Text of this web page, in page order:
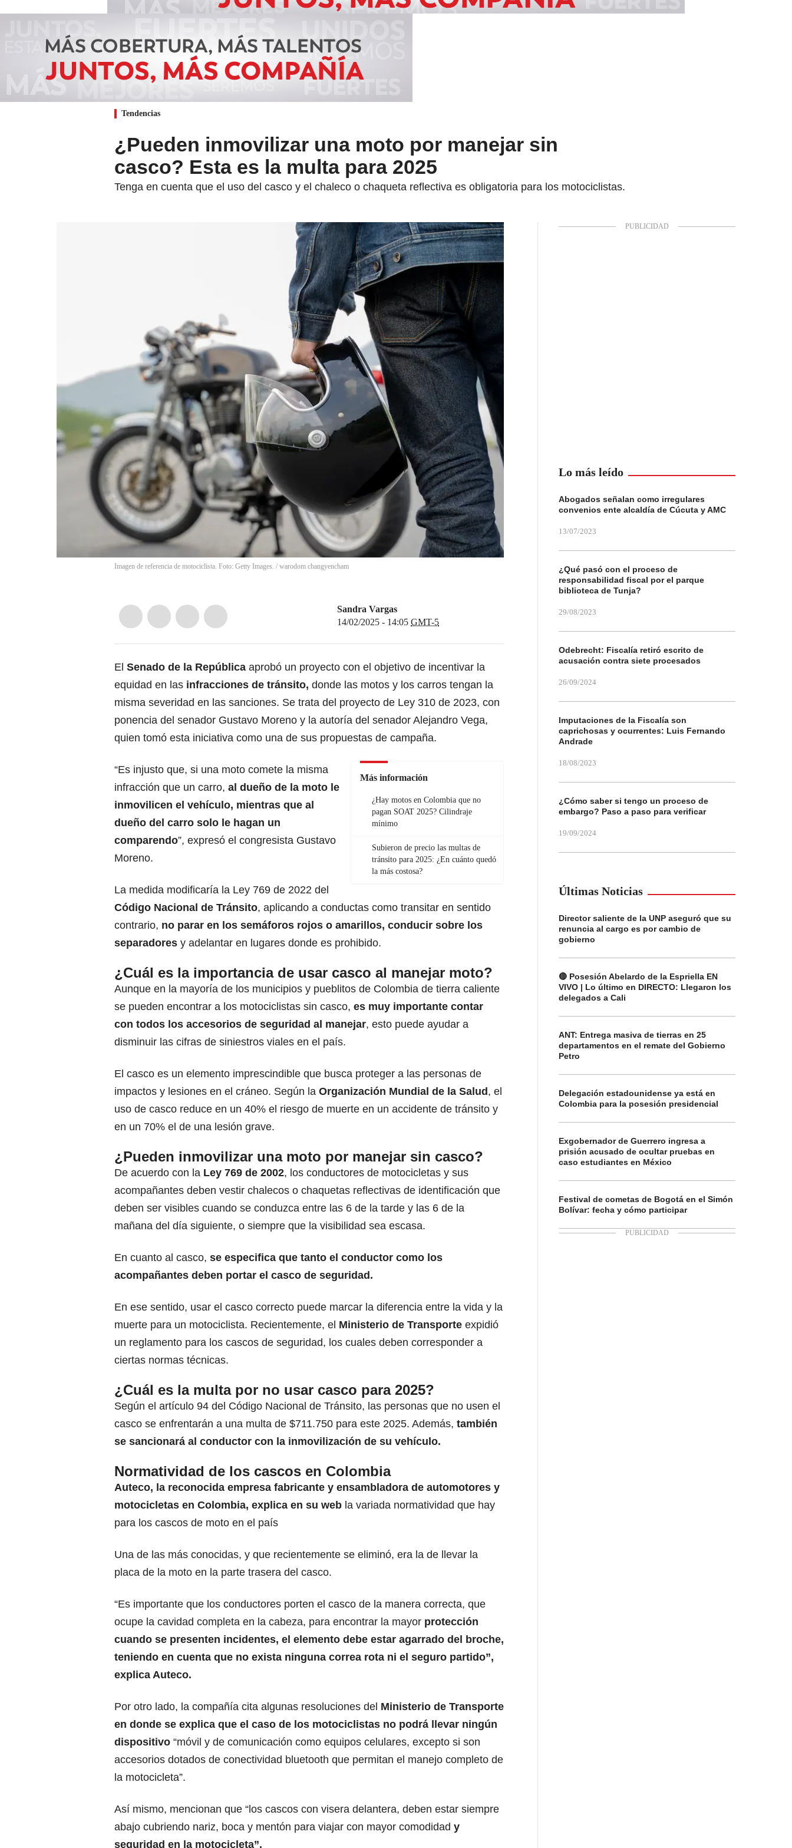
Tendencias
¿Pueden inmovilizar una moto por manejar sin
casco? Esta es la multa para 2025
Tenga en cuenta que el uso del casco y el chaleco o chaqueta reflectiva es obligatoria para los motociclistas.
Imagen de referencia de motociclista. Foto: Getty Images. / warodom changyencham
Sandra Vargas
14/02/2025 - 14:05 GMT-5
El Senado de la República aprobó un proyecto con el objetivo de incentivar la
equidad en las infracciones de tránsito, donde las motos y los carros tengan la
misma severidad en las sanciones. Se trata del proyecto de Ley 310 de 2023, con
ponencia del senador Gustavo Moreno y la autoría del senador Alejandro Vega,
quien tomó esta iniciativa como una de sus propuestas de campaña.
Más información
¿Hay motos en Colombia que no
pagan SOAT 2025? Cilindraje
mínimo
Subieron de precio las multas de
tránsito para 2025: ¿En cuánto quedó
la más costosa?
“Es injusto que, si una moto comete la misma
infracción que un carro, al dueño de la moto le
inmovilicen el vehículo, mientras que al
dueño del carro solo le hagan un
comparendo”, expresó el congresista Gustavo
Moreno.
La medida modificaría la Ley 769 de 2022 del
Código Nacional de Tránsito, aplicando a conductas como transitar en sentido
contrario, no parar en los semáforos rojos o amarillos, conducir sobre los
separadores y adelantar en lugares donde es prohibido.
¿Cuál es la importancia de usar casco al manejar moto?
Aunque en la mayoría de los municipios y pueblitos de Colombia de tierra caliente
se pueden encontrar a los motociclistas sin casco, es muy importante contar
con todos los accesorios de seguridad al manejar, esto puede ayudar a
disminuir las cifras de siniestros viales en el país.
El casco es un elemento imprescindible que busca proteger a las personas de
impactos y lesiones en el cráneo. Según la Organización Mundial de la Salud , el
uso de casco reduce en un 40% el riesgo de muerte en un accidente de tránsito y
en un 70% el de una lesión grave.
¿Pueden inmovilizar una moto por manejar sin casco?
De acuerdo con la Ley 769 de 2002, los conductores de motocicletas y sus
acompañantes deben vestir chalecos o chaquetas reflectivas de identificación que
deben ser visibles cuando se conduzca entre las 6 de la tarde y las 6 de la
mañana del día siguiente, o siempre que la visibilidad sea escasa.
En cuanto al casco, se especifica que tanto el conductor como los
acompañantes deben portar el casco de seguridad.
En ese sentido, usar el casco correcto puede marcar la diferencia entre la vida y la
muerte para un motociclista. Recientemente, el Ministerio de Transporte expidió
un reglamento para los cascos de seguridad, los cuales deben corresponder a
ciertas normas técnicas.
¿Cuál es la multa por no usar casco para 2025?
Según el artículo 94 del Código Nacional de Tránsito, las personas que no usen el
casco se enfrentarán a una multa de $711.750 para este 2025. Además, también
se sancionará al conductor con la inmovilización de su vehículo.
Normatividad de los cascos en Colombia
Auteco, la reconocida empresa fabricante y ensambladora de automotores y
motocicletas en Colombia, explica en su web la variada normatividad que hay
para los cascos de moto en el país
Una de las más conocidas, y que recientemente se eliminó, era la de llevar la
placa de la moto en la parte trasera del casco.
“Es importante que los conductores porten el casco de la manera correcta, que
ocupe la cavidad completa en la cabeza, para encontrar la mayor protección
cuando se presenten incidentes, el elemento debe estar agarrado del broche,
teniendo en cuenta que no exista ninguna correa rota ni el seguro partido”,
explica Auteco.
Por otro lado, la compañía cita algunas resoluciones del Ministerio de Transporte
en donde se explica que el caso de los motociclistas no podrá llevar ningún
dispositivo “móvil y de comunicación como equipos celulares, excepto si son
accesorios dotados de conectividad bluetooth que permitan el manejo completo de
la motocicleta”.
Así mismo, mencionan que “los cascos con visera delantera, deben estar siempre
abajo cubriendo nariz, boca y mentón para viajar con mayor comodidad y
seguridad en la motocicleta”.
Lo más leído
Abogados señalan como irregulares
convenios ente alcaldía de Cúcuta y AMC
13/07/2023
¿Qué pasó con el proceso de
responsabilidad fiscal por el parque
biblioteca de Tunja?
29/08/2023
Odebrecht: Fiscalía retiró escrito de
acusación contra siete procesados
26/09/2024
Imputaciones de la Fiscalía son
caprichosas y ocurrentes: Luis Fernando
Andrade
18/08/2023
¿Cómo saber si tengo un proceso de
embargo? Paso a paso para verificar
19/09/2024
Últimas Noticias
Director saliente de la UNP aseguró que su
renuncia al cargo es por cambio de
gobierno
🔴 Posesión Abelardo de la Espriella EN
VIVO | Lo último en DIRECTO: Llegaron los
delegados a Cali
ANT: Entrega masiva de tierras en 25
departamentos en el remate del Gobierno
Petro
Delegación estadounidense ya está en
Colombia para la posesión presidencial
Exgobernador de Guerrero ingresa a
prisión acusado de ocultar pruebas en
caso estudiantes en México
Festival de cometas de Bogotá en el Simón
Bolívar: fecha y cómo participar